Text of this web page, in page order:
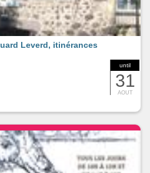
until
31
AOUT
Leverd, itinérances